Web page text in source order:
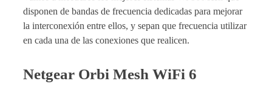
disponen de bandas de frecuencia dedicadas para mejorar
la interconexión entre ellos, y sepan que frecuencia utilizar
en cada una de las conexiones que realicen.
Netgear Orbi Mesh WiFi 6